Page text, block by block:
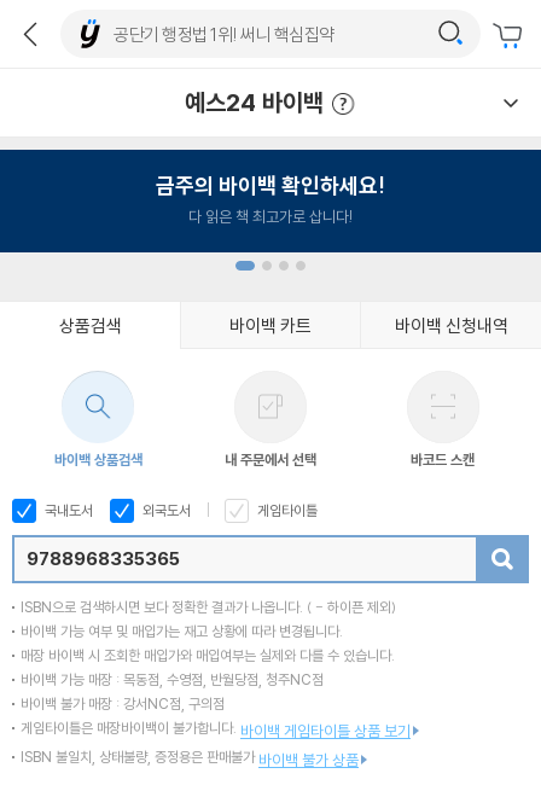
예스24 바이백
금주의 바이백 확인하세요!
다 읽은 책 최고가로 삽니다!
상품검색 바이백 카트 바이백 신청내역
바이백 상품검색 내 주문에서 선택 바코드 스캔
국내도서 외국도서 게임타이틀
ISBN으로 검색하시면 보다 정확한 결과가 나옵니다. ( - 하이픈 제외)
바이백 가능 여부 및 매입가는 재고 상황에 따라 변경됩니다.
매장 바이백 시 조회한 매입가와 매입여부는 실제와 다를 수 있습니다.
바이백 가능 매장 : 목동점, 수영점, 반월당점, 청주NC점
바이백 불가 매장 : 강서NC점, 구의점
게임타이틀은 매장바이백이 불가합니다. 바이백 게임타이틀 상품 보기
ISBN 불일치, 상태불량, 증정용은 판매불가 바이백 불가 상품